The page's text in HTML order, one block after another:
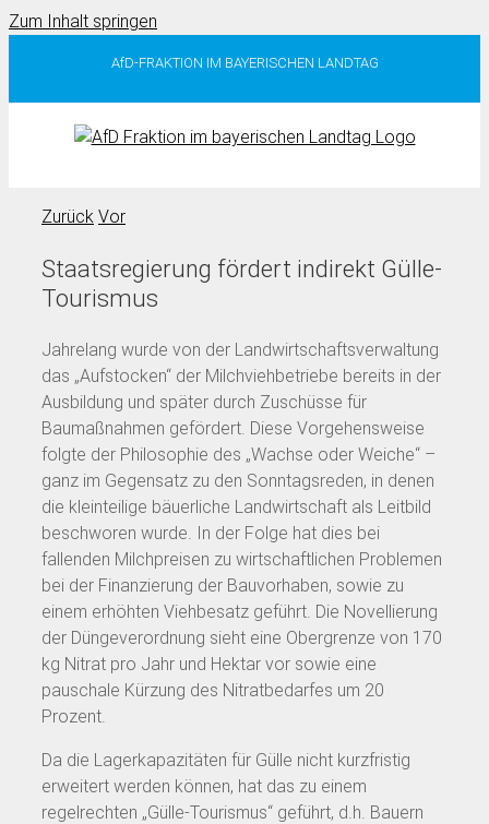
Zum Inhalt springen
AfD-FRAKTION IM BAYERISCHEN LANDTAG
Zurück Vor
Staatsregierung fördert indirekt Gülle-
Tourismus
Jahrelang wurde von der Landwirtschaftsverwaltung
das „Aufstocken“ der Milchviehbetriebe bereits in der
Ausbildung und später durch Zuschüsse für
Baumaßnahmen gefördert. Diese Vorgehensweise
folgte der Philosophie des „Wachse oder Weiche“ –
ganz im Gegensatz zu den Sonntagsreden, in denen
die kleinteilige bäuerliche Landwirtschaft als Leitbild
beschworen wurde. In der Folge hat dies bei
fallenden Milchpreisen zu wirtschaftlichen Problemen
bei der Finanzierung der Bauvorhaben, sowie zu
einem erhöhten Viehbesatz geführt. Die Novellierung
der Düngeverordnung sieht eine Obergrenze von 170
kg Nitrat pro Jahr und Hektar vor sowie eine
pauschale Kürzung des Nitratbedarfes um 20
Prozent.
Da die Lagerkapazitäten für Gülle nicht kurzfristig
erweitert werden können, hat das zu einem
regelrechten „Gülle-Tourismus“ geführt, d.h. Bauern